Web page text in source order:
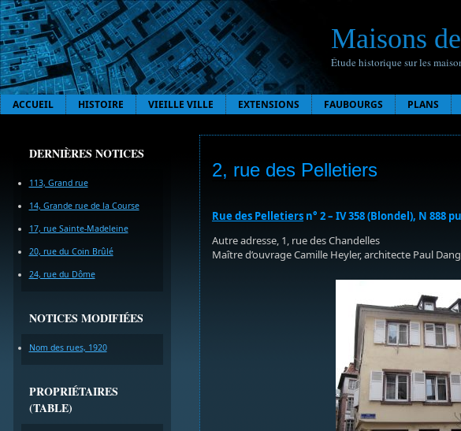
Maisons
Étude historique sur les
ACCUEIL HISTOIRE VIEILLE VILLE EXTENSIONS FAUBOURGS PLANS
DERNIÈRES NOTICES
113, Grand rue
14, Grande rue de la Course
17, rue Sainte-Madeleine
20, rue du Coin Brûlé
24, rue du Dôme
NOTICES MODIFIÉES
Nom des rues, 1920
PROPRIÉTAIRES
(TABLE)
2, rue des Pelletiers
Rue des Pelletiers n° 2 – IV 358 (Blondel), N 888
Autre adresse, 1, rue des Chandelles
Maître d’ouvrage Camille Heyler, architecte Paul